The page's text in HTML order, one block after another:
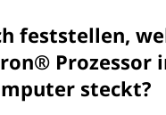
feststellen,
Prozessor
steckt?